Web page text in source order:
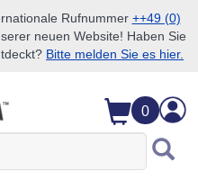
Rufnummer ++49 (0)
neuen Website! Haben Sie
Bitte melden Sie es hier.
0